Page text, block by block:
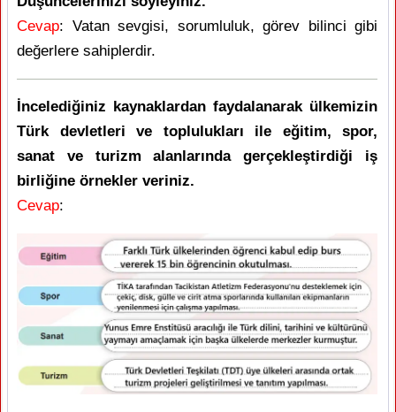
Cevap: Vatan sevgisi, sorumluluk, görev bilinci gibi
değerlere sahiplerdir.
İncelediğiniz kaynaklardan faydalanarak ülkemizin
Türk devletleri ve toplulukları ile eğitim, spor,
sanat ve turizm alanlarında gerçekleştirdiği iş
birliğine örnekler veriniz.
Cevap: